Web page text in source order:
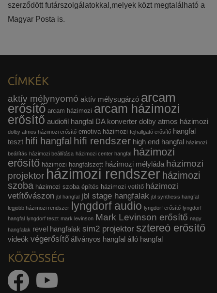
szerződött futárszolgálatokkal,melyek közt megtalálható a
Magyar Posta is.
CÍMKÉK
aktív mélynyomó aktív mélysugárzó arcam
erősítő arcam házimozi arcam házimozi
erősítő audiofil hangfal DA konverter dolby atmos házimozi
dolby atmos házimozi erősítő emotiva házimozi fejhallgató erősítő hangfal
teszt hifi hangfal hifi rendszer high end hangfal házimozi
beállítás házimozi beállítása házimozi center hangfal házimozi
erősítő házimozi hangfalszett házimozi mélyláda házimozi
projektor házimozi rendszer házimozi
szoba házimozi szoba építés házimozi vetítő házimozi
vetítővászon jbl hangfal jbl stage hangfalak jbl synthesis hangfal
legjobb házimozi rendszer lyngdorf audio lyngdorf erősítő lyngdorf
hangfal lyngdorf teszt mark levinson Mark Levinson erősítő nagy
hangfalak revel hangfalak sim2 projektor sztereó erősítő
videók végerősítő állványos hangfal álló hangfal
KÖZÖSSÉG